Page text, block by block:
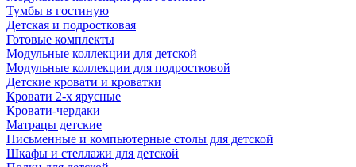
Тумбы в гостиную
Детская и подростковая
Готовые комплекты
Модульные коллекции для детской
Модульные коллекции для подростковой
Детские кровати и кроватки
Кровати 2-х ярусные
Кровати-чердаки
Матрацы детские
Письменные и компьютерные столы для детской
Шкафы и стеллажи для детской